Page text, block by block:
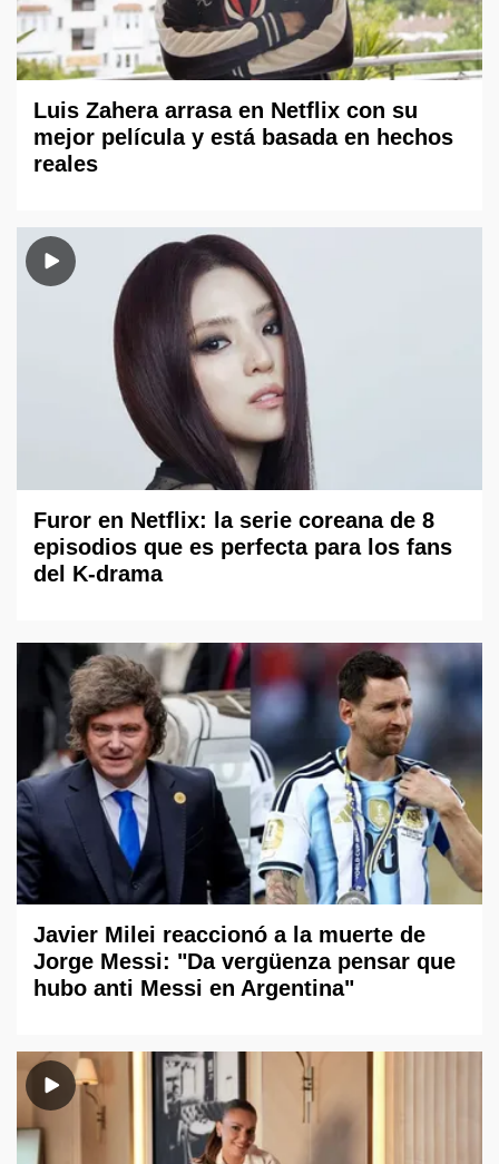
Luis Zahera arrasa en Netflix con su
mejor película y está basada en hechos
reales
Furor en Netflix: la serie coreana de 8
episodios que es perfecta para los fans
del K-drama
Javier Milei reaccionó a la muerte de
Jorge Messi: "Da vergüenza pensar que
hubo anti Messi en Argentina"